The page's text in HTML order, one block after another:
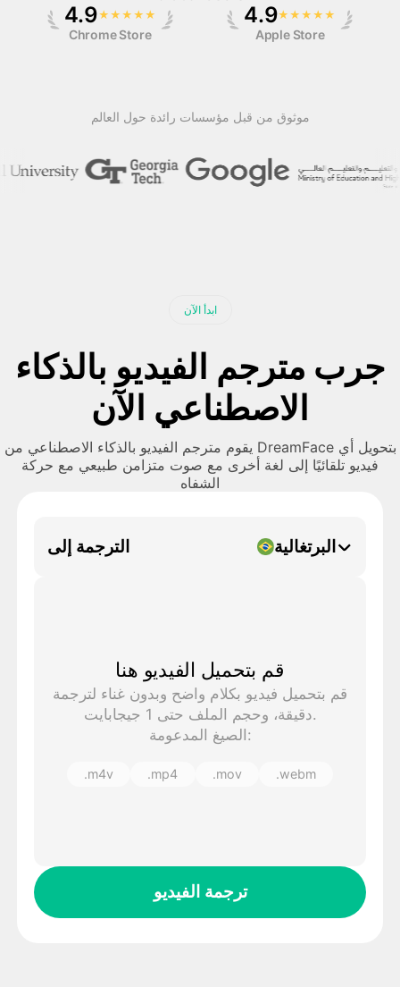
المدونة
API
4.9★ ★ ★ ★ ★
Chrome Store
4.9★ ★ ★ ★ ★
Apple Store
موثوق من قبل مؤسسات رائدة حول العالم
ابدأ الآن
جرب مترجم الفيديو بالذكاء
الاصطناعي الآن
يقوم مترجم الفيديو بالذكاء الاصطناعي من DreamFace بتحويل أي
فيديو تلقائيًا إلى لغة أخرى مع صوت متزامن طبيعي مع حركة
الشفاه
الترجمة إلى البرتغالية
قم بتحميل الفيديو هنا
قم بتحميل فيديو بكلام واضح وبدون غناء لترجمة
دقيقة، وحجم الملف حتى 1 جيجابايت.
الصيغ المدعومة:
.m4v .mp4 .mov .webm
ترجمة الفيديو